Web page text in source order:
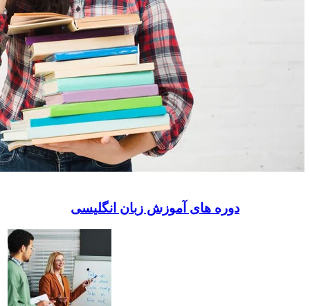
دوره های آموزش زبان انگلیسی